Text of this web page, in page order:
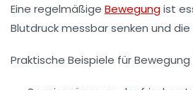
Eine regelmäßige Bewegungist
Blutdruck messbar senken und
Praktische Beispiele für